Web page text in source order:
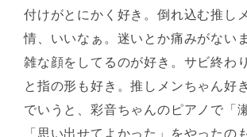
付けがとにかく好き。倒れ込む推し
情、いいなぁ。迷いとか痛みがない
雑な顔をしてるのが好き。サビ終わ
と指の形も好き。推しメンちゃん好き
でいうと、彩音ちゃんのピアノで「
「思い出せてよかった」をやったの